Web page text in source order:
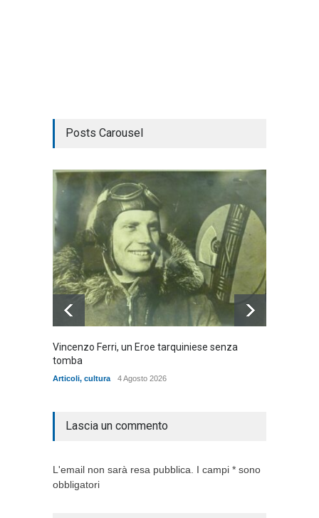
Posts Carousel
Vincenzo Ferri, un Eroe tarquiniese senza
tomba
Articoli, cultura 4 Agosto 2026
Lascia un commento
L'email non sarà resa pubblica. I campi * sono
obbligatori